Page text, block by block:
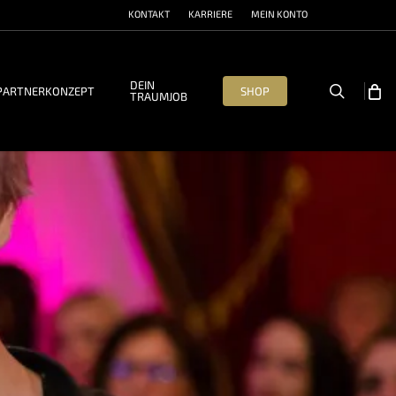
KONTAKT KARRIERE MEIN KONTO
DEIN
TRAUMJOB
SHOP search